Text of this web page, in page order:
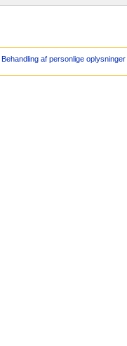
Behandling af personlige oplysninger